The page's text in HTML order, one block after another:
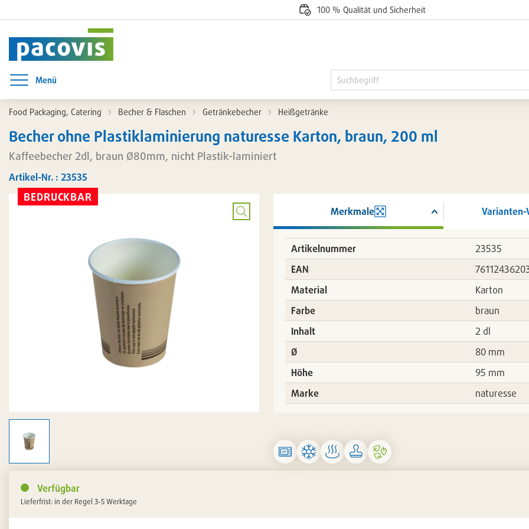
100 % Qualität und Sicherheit
Menü
Menü öffnen
Food Packaging, Catering Becher & Flaschen Getränkebecher Heißgetränke
Becher ohne Plastiklaminierung naturesse Karton, braun, 200 ml
Kaffeebecher 2dl, braun Ø80mm, nicht Plastik-laminiert
Artikel-Nr. : 23535
BEDRUCKBAR
Bild
vergrößern
Merkmale Varianten-
Artikelnummer
23535
EAN
Material
Karton
Farbe
braun
Inhalt
2 dl
Ø
80 mm
Höhe
95 mm
Marke
naturesse
Verfügbar
Lieferfrist: in der Regel 3-5 Werktage